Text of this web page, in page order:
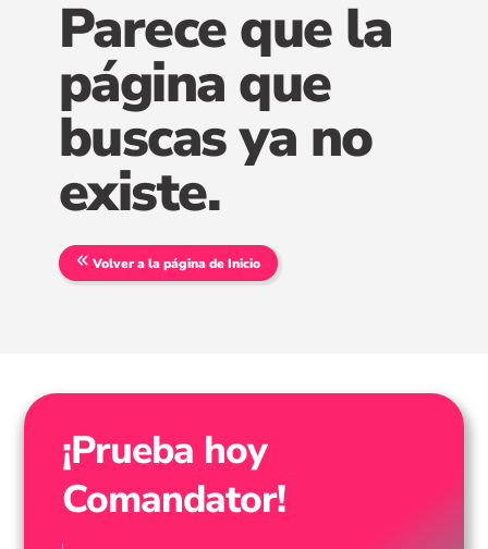
Parece que la
página que
buscas ya no
existe.
Volver a la página de Inicio
¡Prueba hoy
Comandator!